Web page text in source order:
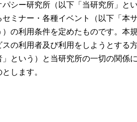
パシー研究所（以下「当研究所」と
セミナー・各種イベント（以下「本
）の利用条件を定めたものです。本
の利用者及び利用をしようとする
」という）と当研究所の一切の関係
します。